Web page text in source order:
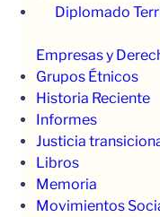
Diplomado
Empresas y
Grupos Étnicos
Historia Reciente
Informes
Justicia
Libros
Memoria
Movimientos